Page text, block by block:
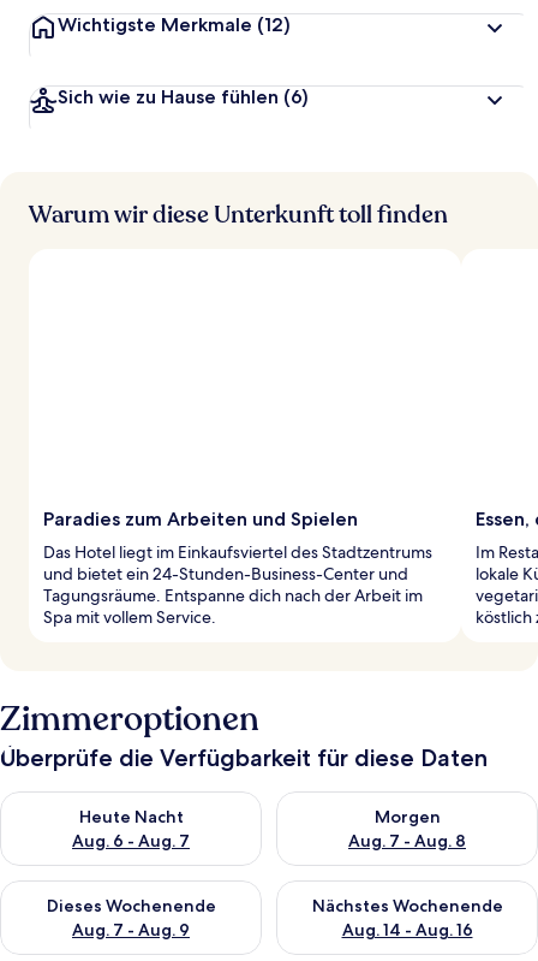
Wichtigste Merkmale (12)
Sich wie zu Hause fühlen (6)
Warum wir diese Unterkunft toll finden
Paradies zum Arbeiten und Spielen
Das Hotel liegt im Einkaufsviertel des Stadtzentrums
und bietet ein 24-Stunden-Business-Center und
Tagungsräume. Entspanne dich nach der Arbeit im
Spa mit vollem Service.
Im
lokale
köstlich
Zimmeroptionen
Überprüfe die Verfügbarkeit für diese Daten
Heute Nacht
Aug. 6 - Aug. 7
Überprüfe die Verfügbarkeit für heute Nacht, Aug. 6 - Aug. 7.
Morgen
Aug. 7 - Aug. 8
Überprüfe die Verfügbarkeit
Dieses Wochenende
Aug. 7 - Aug. 9
Überprüfe die Verfügbarkeit für dieses Wochenende, Aug. 7
Nächstes Wochenende
Aug. 14 - Aug. 16
Überprüfe die Verfügbarkeit